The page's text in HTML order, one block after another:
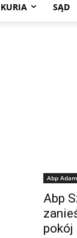
KURIA SĄD
Abp
Abp
pokój